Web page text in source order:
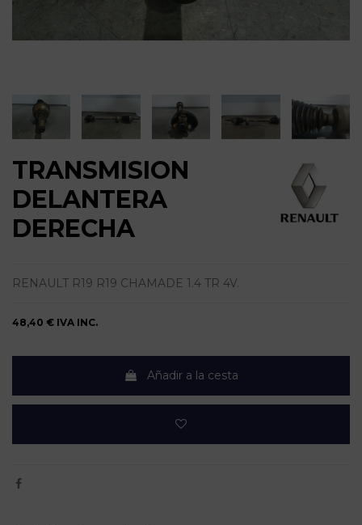
TRANSMISION
DELANTERA
DERECHA
RENAULT R19 R19 CHAMADE 1.4 TR 4V.
48,40 € IVA INC.
Añadir a la cesta